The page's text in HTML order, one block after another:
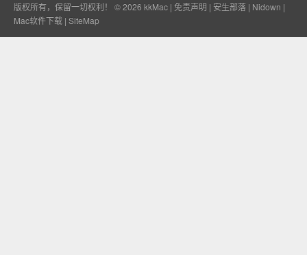
版权所有，保留一切权利！ © 2026 kkMac | 免责声明 | 安生部落 | Nidown |
Mac软件下载 | SiteMap